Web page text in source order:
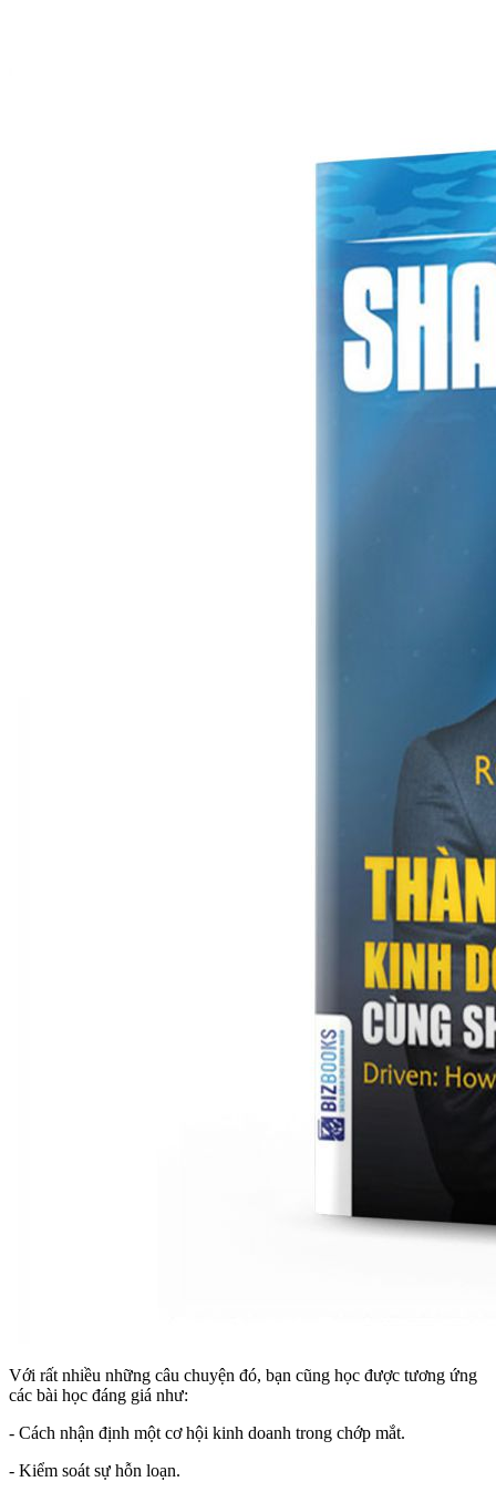
Với rất nhiều những câu chuyện đó, bạn cũng học được tương ứng
các bài học đáng giá như:
- Cách nhận định một cơ hội kinh doanh trong chớp mắt.
- Kiểm soát sự hỗn loạn.